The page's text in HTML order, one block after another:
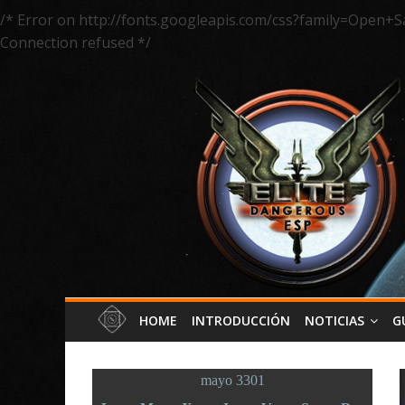
/* Error on http://fonts.googleapis.com/
Connection refused */
HOME INTRODUCCIÓN NOTICIAS
mayo 3301